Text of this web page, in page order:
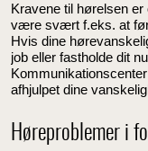
Kravene til hørelsen
være svært f.eks. at
Hvis dine
job eller fastholde dit
afhjulpet dine
Høreproblemer i